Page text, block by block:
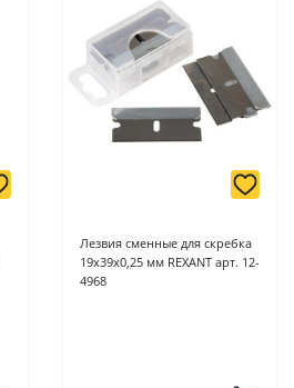
Лезвия сменные для скребка
19х39х0,25 мм REXANT арт. 12-
4968